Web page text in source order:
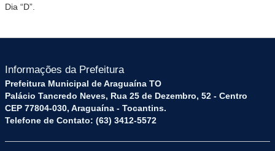
Dia “D”.
Informações da Prefeitura
Prefeitura Municipal de Araguaína TO
Palácio Tancredo Neves, Rua 25 de Dezembro, 52 - Centro
CEP 77804-030, Araguaína - Tocantins.
Telefone de Contato: (63) 3412-5572